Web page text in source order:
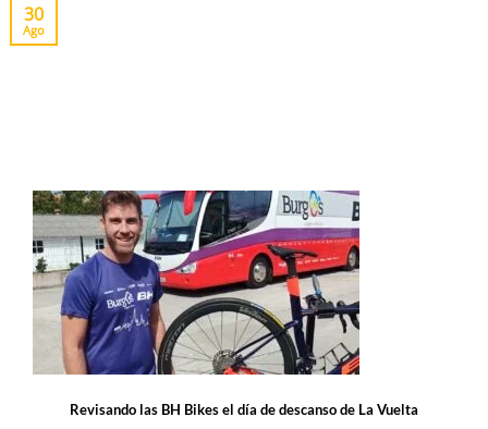
Revisando las BH Bikes el día de descanso de La Vuelta
30
Ago